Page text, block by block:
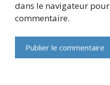
dans le navigateur
commentaire.